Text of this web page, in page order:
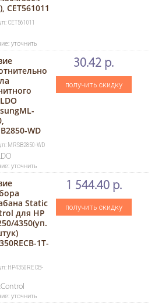
CET561011
CET561011
уточнить
WD
MRSB2850-WD
уточнить
30.42 р.
получить скидку
Static
для HP
4350(уп.
1T-
HP4350RECB-
уточнить
1 544.40 р.
получить скидку